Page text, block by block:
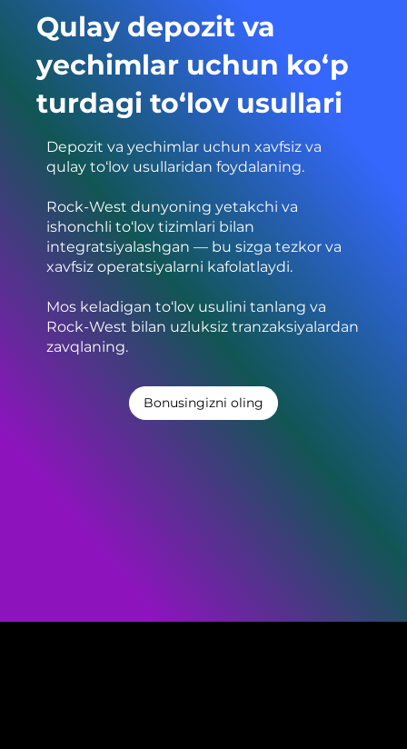
Qulay depozit va
yechimlar uchun ko‘p
turdagi to‘lov usullari
Depozit va yechimlar uchun xavfsiz va
qulay to‘lov usullaridan foydalaning.
Rock-West dunyoning yetakchi va
ishonchli to‘lov tizimlari bilan
integratsiyalashgan — bu sizga tezkor va
xavfsiz operatsiyalarni kafolatlaydi.
Mos keladigan to‘lov usulini tanlang va
Rock-West bilan uzluksiz tranzaksiyalardan
zavqlaning.
Bonusingizni oling